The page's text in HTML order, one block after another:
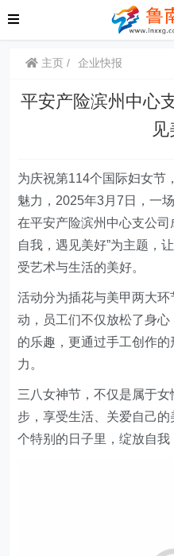
主页 企业快报
平安产险滨州中心
为庆祝第114个国际妇女节
魅力，2025年3月7 日，一
在平安产险滨州中心支公司
自我，遇见美好”为主题，
受艺术与生活的美好。
活动分为插花与美甲两大
动， 员工们不仅放松了身
的乐趣，更通过手工创作
力。
三八女神节 ，不仅是属于
步，享受生活、关爱自己
个特别的日子里，绽放自我